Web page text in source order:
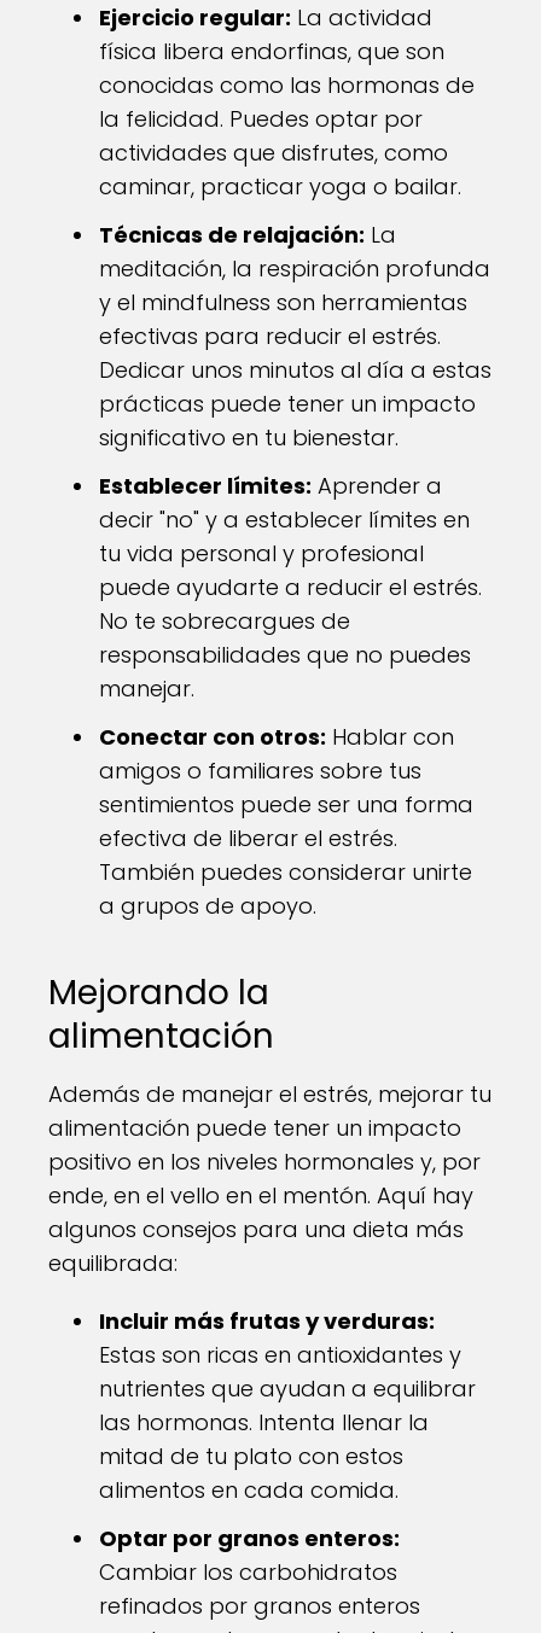
Ejercicio regular: La actividad
física libera endorfinas, que son
conocidas como las hormonas de
la felicidad. Puedes optar por
actividades que disfrutes, como
caminar, practicar yoga o bailar.
Técnicas de relajación: La
meditación, la respiración profunda
y el mindfulness son herramientas
efectivas para reducir el estrés.
Dedicar unos minutos al día a estas
prácticas puede tener un impacto
significativo en tu bienestar.
Establecer límites: Aprender a
decir "no" y a establecer límites en
tu vida personal y profesional
puede ayudarte a reducir el estrés.
No te sobrecargues de
responsabilidades que no puedes
manejar.
Conectar con otros: Hablar con
amigos o familiares sobre tus
sentimientos puede ser una forma
efectiva de liberar el estrés.
También puedes considerar unirte
a grupos de apoyo.
Mejorando la
alimentación
Además de manejar el estrés, mejorar tu
alimentación puede tener un impacto
positivo en los niveles hormonales y, por
ende, en el vello en el mentón. Aquí hay
algunos consejos para una dieta más
equilibrada:
Incluir más frutas y verduras:
Estas son ricas en antioxidantes y
nutrientes que ayudan a equilibrar
las hormonas. Intenta llenar la
mitad de tu plato con estos
alimentos en cada comida.
Optar por granos enteros:
Cambiar los carbohidratos
refinados por granos enteros